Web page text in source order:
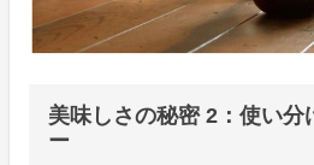
美味しさの秘密 2：使い分
ー